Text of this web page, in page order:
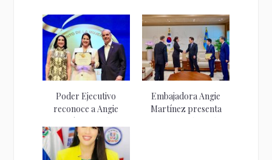
Poder Ejecutivo
reconoce a Angie
Martínez con la...
Embajadora Angie
Martínez presenta